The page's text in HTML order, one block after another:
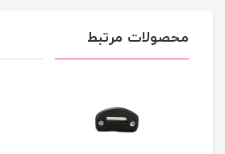
محصولات مرتبط